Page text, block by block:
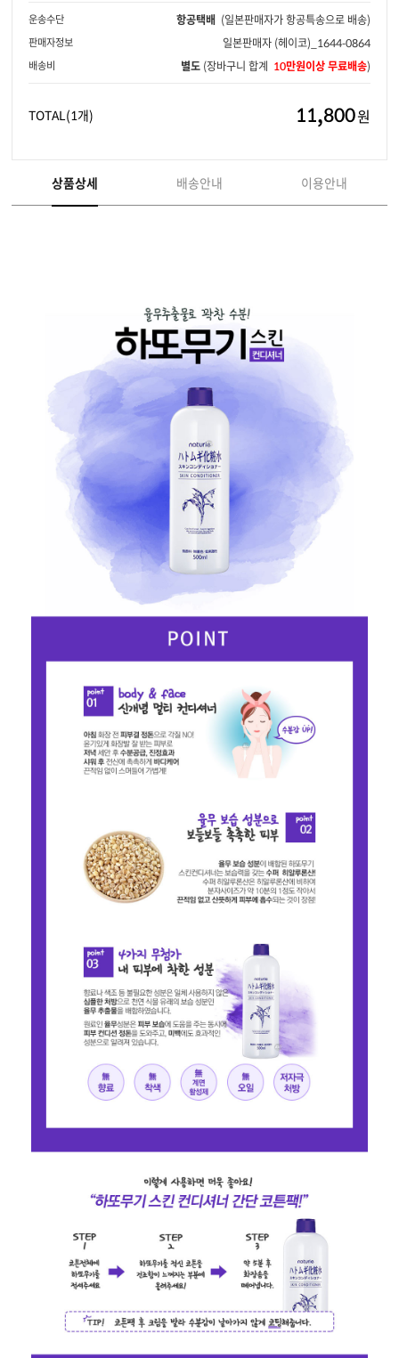
상품상세 배송안내 이용안내
운송수단 항공택배 (일본판매자가 항공특송으로 배송)
판매자정보 일본판매자 (헤이코)_1644-0864
배송비 별도 (장바구니 합계 10만원이상 무료배송)
TOTAL 11,800원
(1개)